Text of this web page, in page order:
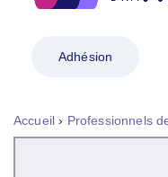
Adhésion
Accueil › Professionnels